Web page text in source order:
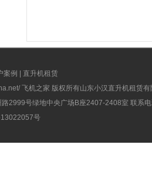
案例
直升机租赁
飞机之家 版权所有山东小汉直升机租赁有
2999号绿地中央广场B座2407-2408室 联系
号